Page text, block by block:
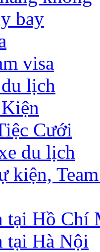
bay
visa
lịch
Cưới
du lịch
kiện,
tại Hồ Chí
tại Hà Nội